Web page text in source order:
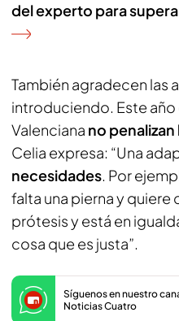
del experto para
También agradecen las
introduciendo. Este año
Valenciana no
Celia expresa: “Una
necesidades. Por
falta una pierna y quiere
prótesis y está en
cosa que es justa”.
Síguenos en nuestro
Noticias Cuatro